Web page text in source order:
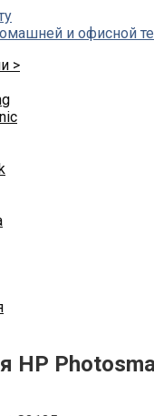
>
HP